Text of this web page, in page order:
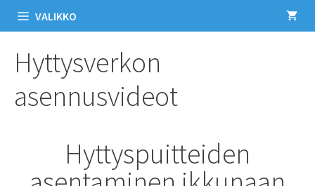
VALIKKO
Hyttysverkon
asennusvideot
Hyttyspuitteiden